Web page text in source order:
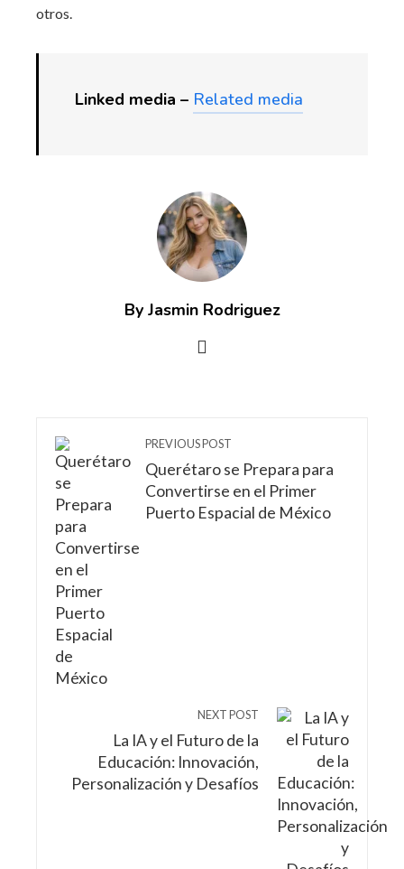
otros.
Linked media – Related media
By Jasmin Rodriguez
PREVIOUS POST
Querétaro se Prepara para
Convertirse en el Primer
Puerto Espacial de México
NEXT POST
La IA y el Futuro de la
Educación: Innovación,
Personalización y Desafíos